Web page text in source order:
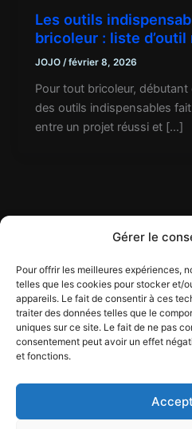
Gérer le
Pour offrir les meilleures expériences,
telles que les cookies pour stocker et/
appareils. Le fait de consentir à ces
traiter des données telles que le
uniques sur ce site. Le fait de ne pas
consentement peut avoir un effet
et fonctions.
Les outils
bricoleur : liste
JOJO /février 8, 2026
Pour tout bricoleur, débutant
des outils indispensables
entre un projet réussi et […]
Contact
Mentions légales
Conditions générales d'utilisation
Conditions générales de vente